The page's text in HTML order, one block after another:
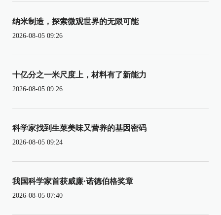
纳米制造，探索微观世界的无限可能
2026-08-05 09:26
十亿分之一米尺度上，材料有了新能力
2026-08-05 09:26
科学家找到生菜美味又营养的基因密码
2026-08-05 09:24
我国科学家首获威廉·诺德伯格奖章
2026-08-05 07:40